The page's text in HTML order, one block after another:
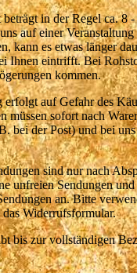
in der Regel ca. 8
auf einer
kann es etwas länger
Ihnen eintrifft. Bei
kommen.
auf Gefahr des
müssen sofort nach
bei der Post) und bei
sind nur nach
unfreien Sendungen
an. Bitte
Widerrufsformular.
bis zur vollständigen